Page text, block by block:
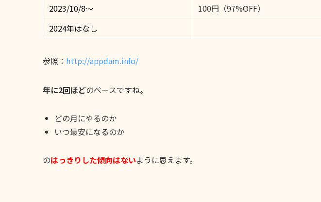
2023/10/8〜
100円（97%OFF）
2024年はなし
参照： http://appdam.info/
年に2回ほどのペースですね。
どの月にやるのか
いつ最安になるのか
のはっきりした傾向はないように思えます。